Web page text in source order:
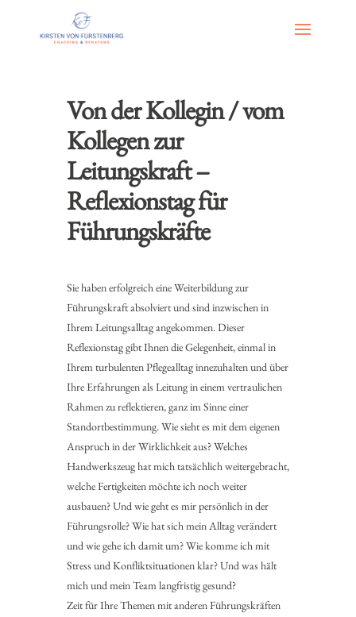
Von der Kollegin / vom
Kollegen zur
Leitungskraft –
Reflexionstag für
Führungskräfte
Sie haben erfolgreich eine Weiterbildung zur
Führungskraft absolviert und sind inzwischen in
Ihrem Leitungsalltag angekommen. Dieser
Reflexionstag gibt Ihnen die Gelegenheit, einmal in
Ihrem turbulenten Pflegealltag innezuhalten und über
Ihre Erfahrungen als Leitung in einem vertraulichen
Rahmen zu reflektieren, ganz im Sinne einer
Standortbestimmung. Wie sieht es mit dem eigenen
Anspruch in der Wirklichkeit aus? Welches
Handwerkszeug hat mich tatsächlich weitergebracht,
welche Fertigkeiten möchte ich noch weiter
ausbauen? Und wie geht es mir persönlich in der
Führungsrolle? Wie hat sich mein Alltag verändert
und wie gehe ich damit um? Wie komme ich mit
Stress und Konfliktsituationen klar? Und was hält
mich und mein Team langfristig gesund?
Zeit für Ihre Themen mit anderen Führungskräften